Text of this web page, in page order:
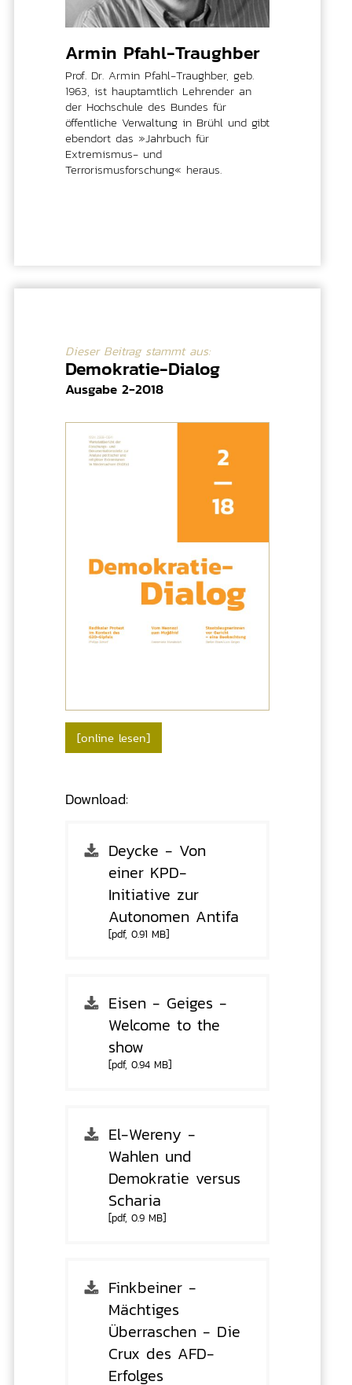
Armin Pfahl-Traughber
Prof. Dr. Armin Pfahl-Traughber, geb.
1963, ist hauptamtlich Lehrender an
der Hochschule des Bundes für
öffentliche Verwaltung in Brühl und gibt
ebendort das »Jahrbuch für
Extremismus- und
Terrorismusforschung« heraus.
Demokratie-Dialog
Ausgabe 2-2018
Dieser Beitrag stammt aus:
[online lesen]
Download:
Deycke - Von
einer KPD-
Initiative zur
Autonomen Antifa
[pdf, 0.91 MB]
Eisen - Geiges -
Welcome to the
show
[pdf, 0.94 MB]
El-Wereny -
Wahlen und
Demokratie versus
Scharia
[pdf, 0.9 MB]
Finkbeiner -
Mächtiges
Überraschen - Die
Crux des AFD-
Erfolges